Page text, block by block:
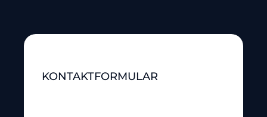
KONTAKTFORMULAR